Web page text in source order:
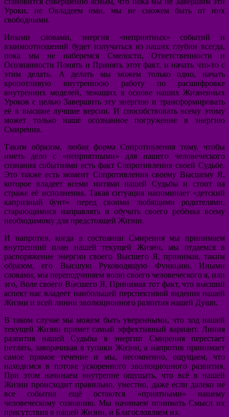
Уроки, не Овладеем ими, мы не сможем быть от них
свободными.
Иными словами, энергия «неприятных» событий и
взаимоотношений будет излучаться из наших глубин всегда,
пока мы не наберемся Смелости, Ответственности и
Осознанности Понять и Принять этот факт, и начать что-то с
этим делать. А делать мы можем только одно, начать
кропотливую внутреннюю работу по расшифровке
внутренних моделей, лежащих в основе наших Жизненных
Уроков с целью Завершить эту энергию и трансформировать
её в высшие лучшие версии. И способствовать всему этому
может только наше осознанное погружение в энергию
Смирения.
Таким образом, любая форма Сопротивления тому, чтобы
иметь дело с «неприятными» для нашего человеческого
сознания событиями есть факт Сопротивления своей Судьбе.
Это также есть момент Сопротивления своему Высшему Я,
которое владеет всеми нитями нашей Судьбы и стоит на
страже её исполнения. Такая ситуация напоминает «детский
капризный бунт» перед своими любящими родителями,
старающимися направлять и обучать своего ребёнка всему
необходимому для предстоящей Жизни.
И напротив, когда в состоянии Смирения мы принимаем
внутренний план нашей текущей Жизни, мы отдаемся в
распоряжение энергии своего Высшего Я, принимая, таким
образом, его Высшую Руководящую Функцию. Иными
словами, мы переподчиняем волю своего человеческого я, или
эго, Воле своего Высшего Я. Принимая тот факт, что высший
аспект нас владеет наибольшей перспективой видения нашей
Жизни и всей линии эволюционного развития нашей Души.
В таком случае мы можем быть уверенными, что ход нашей
текущей Жизни примет самый эффективный вариант. Линия
развития нашей Судьбы в энергии Смирения перестает
петлять, заворачивая в тупики Жизни, а напротив принимает
самое прямое течение и мы, несомненно, ощущаем, что
находимся в потоке ускоренного эволюционного развития.
При этом начинаем внутренне ощущать, что всё в нашей
Жизни происходит правильно, уместно, даже если далеко не
все события ещё остаются «приятными» нашему
человеческому сознанию. Мы начинаем понимать Смысл их
присутствия в нашей Жизни, и Благословляем их.